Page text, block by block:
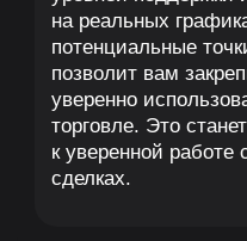
Стратегии торговли
Вы научитесь
стратегии для торговли
скальпинг на
позиций. Освоите
рисков при высокой
и использования
Это позволит вам